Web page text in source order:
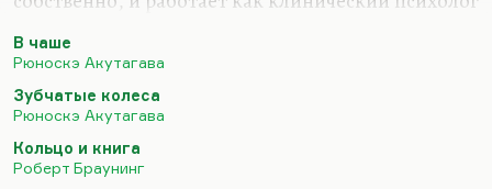
но в ее присутствии как-то утихомириваются.
Аутисты всякие, дети, у которых проблемы с
алексией или аграфией. И вот они ее слушаются.
И вдруг у нее два таких депрессивных автора в
любимцам. Видимо, действительно Акутагава
В чаше
Рюноскэ Акутагава
Зубчатые колеса
Рюноскэ Акутагава
Кольцо и книга
Роберт Браунинг